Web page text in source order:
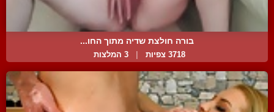
בורה חולצת שדיה מתוך החו...
3718 צפיות 3 המלצות